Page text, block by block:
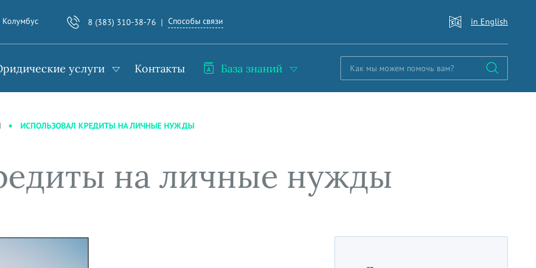
Колумбус 8 (383) 310-38-76 Способы связи in English
услуги Контакты База знаний
ИСПОЛЬЗОВАЛ КРЕДИТЫ НА ЛИЧНЫЕ НУЖДЫ
на личные нужды